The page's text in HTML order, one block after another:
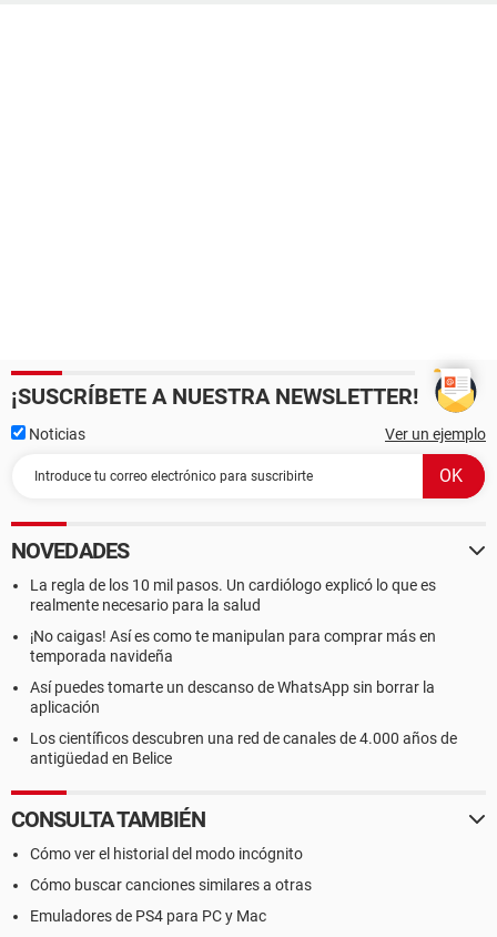
¡SUSCRÍBETE A NUESTRA NEWSLETTER!
Noticias Ver un ejemplo
NOVEDADES
La regla de los 10 mil pasos. Un cardiólogo explicó lo que es
realmente necesario para la salud
¡No caigas! Así es como te manipulan para comprar más en
temporada navideña
Así puedes tomarte un descanso de WhatsApp sin borrar la
aplicación
Los científicos descubren una red de canales de 4.000 años de
antigüedad en Belice
CONSULTA TAMBIÉN
Cómo ver el historial del modo incógnito
Cómo buscar canciones similares a otras
Emuladores de PS4 para PC y Mac